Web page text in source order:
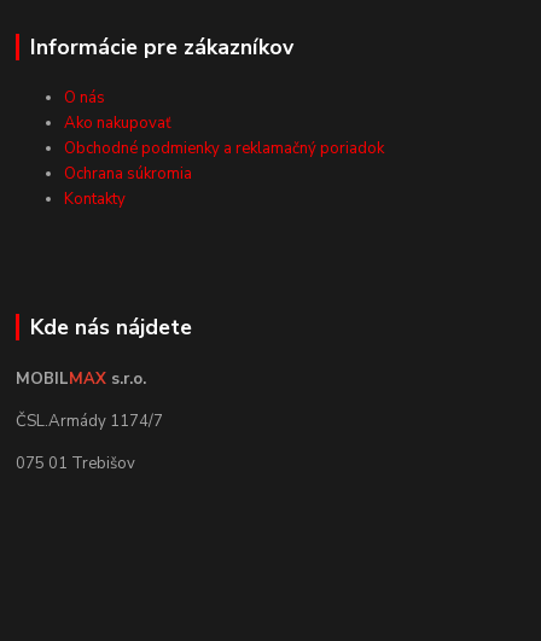
Informácie pre zákazníkov
O nás
Ako nakupovať
Obchodné podmienky a reklamačný poriadok
Ochrana súkromia
Kontakty
Kde nás nájdete
MOBILMAX s.r.o.
ČSL.Armády 1174/7
075 01 Trebišov